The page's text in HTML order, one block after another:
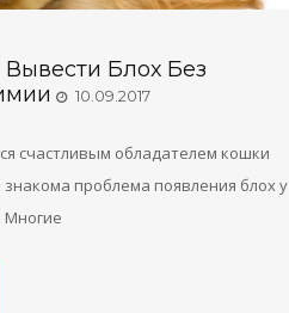
Блох Без
10.09.2017
счастливым обладателем кошки
знакома проблема появления блох у
Многие